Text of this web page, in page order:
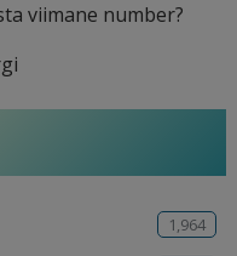
viimane number?
1,964